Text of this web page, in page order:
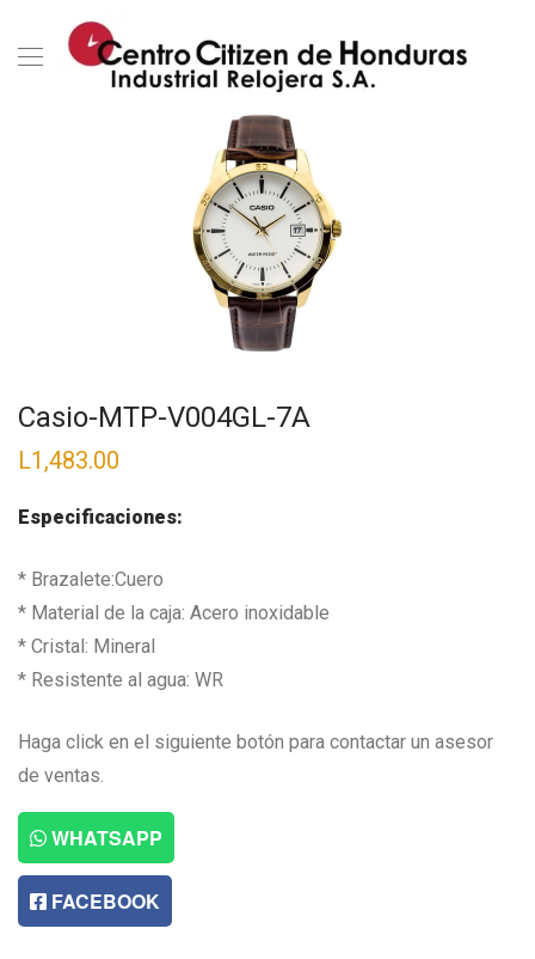
Casio-MTP-V004GL-7A
L1,483.00
Especificaciones:
* Brazalete:Cuero
* Material de la caja: Acero inoxidable
* Cristal: Mineral
* Resistente al agua: WR
Haga click en el siguiente botón para contactar un asesor
de ventas.
WHATSAPP
FACEBOOK